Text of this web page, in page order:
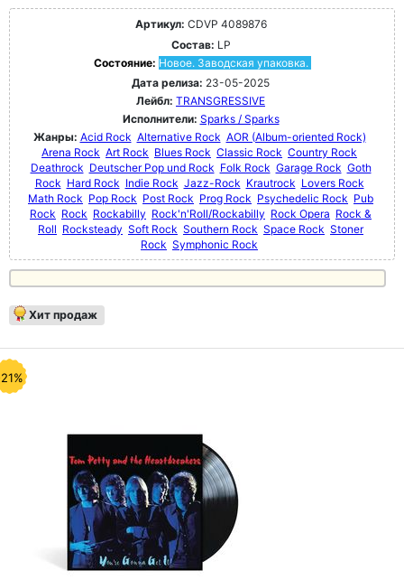
Артикул: CDVP 4089876
Состав: LP
Состояние: Новое. Заводская упаковка.
Дата релиза: 23-05-2025
Лейбл: TRANSGRESSIVE
Исполнители: Sparks / Sparks
Жанры: Acid Rock Alternative Rock AOR (Album-oriented Rock)
Arena Rock Art Rock Blues Rock Classic Rock Country Rock
Deathrock Deutscher Pop und Rock Folk Rock Garage Rock Goth
Rock Hard Rock Indie Rock Jazz-Rock Krautrock Lovers Rock
Math Rock Pop Rock Post Rock Prog Rock Psychedelic Rock Pub
Rock Rock Rockabilly Rock'n'Roll/Rockabilly Rock Opera Rock &
Roll Rocksteady Soft Rock Southern Rock Space Rock Stoner
Rock Symphonic Rock
Хит продаж